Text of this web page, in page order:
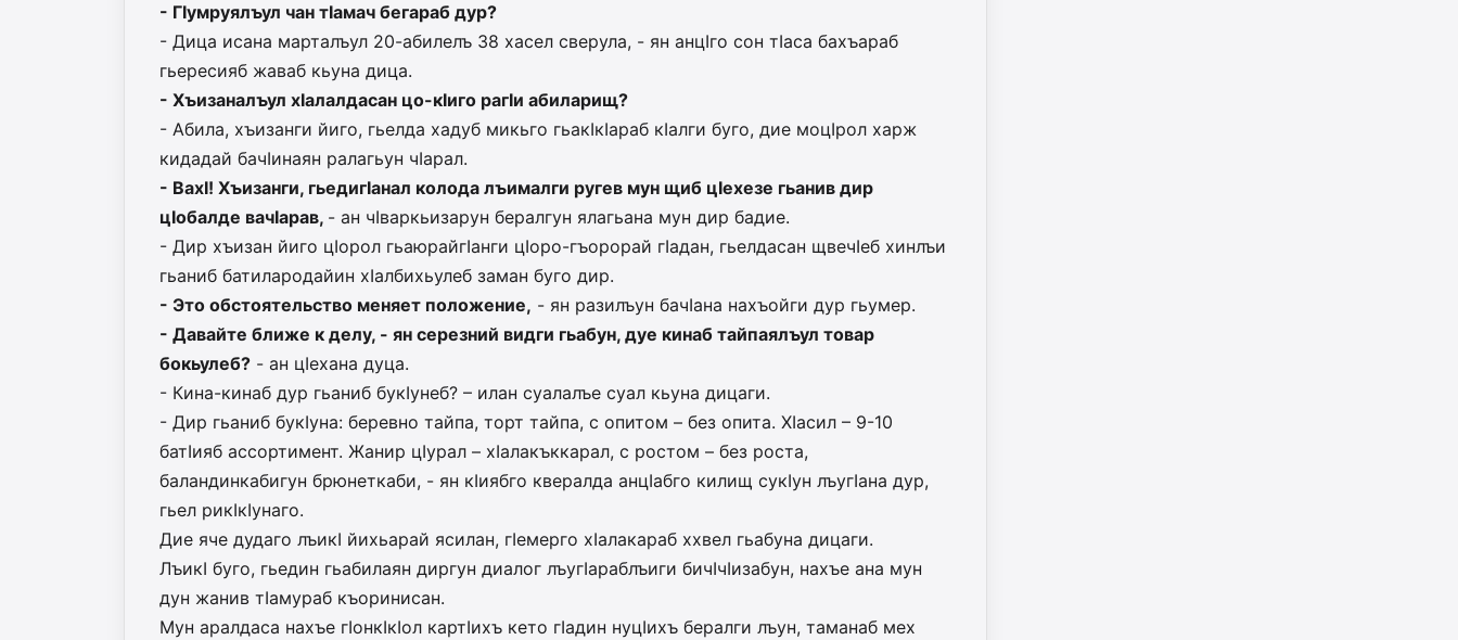
- ГIумруялъул чан тIамач бегараб дур?
- Дица исана марталъул 20-абилелъ 38 хасел сверула, - ян анцIго сон тIаса бахъараб
гьересияб жаваб кьуна дица.
- Хъизаналъул хIалалдасан цо-кIиго рагIи абиларищ?
- Абила, хъизанги йиго, гьелда хадуб микьго гьакIкIараб кIалги буго, дие моцIрол харж
кидадай бачIинаян ралагьун чIарал.
- ВахI! Хъизанги, гьедигIанал колода лъималги ругев мун щиб цIехезе гьанив дир
цIобалде вачIарав, - ан чIваркьизарун бералгун ялагьана мун дир бадие.
- Дир хъизан йиго цIорол гьаюрайгIанги цIоро-гъорорай гIадан, гьелдасан щвечIеб хинлъи
гьаниб батилародайин хIалбихьулеб заман буго дир.
- Это обстоятельство меняет положение, - ян разилъун бачIана нахъойги дур гьумер.
- Давайте ближе к делу, - ян серезний видги гьабун, дуе кинаб тайпаялъул товар
бокьулеб? - ан цIехана дуца.
- Кина-кинаб дур гьаниб букIунеб? – илан суалалъе суал кьуна дицаги.
- Дир гьаниб букIуна: беревно тайпа, торт тайпа, с опитом – без опита. ХIасил – 9-10
батIияб ассортимент. Жанир цIурал – хIалакъккарал, с ростом – без роста,
баландинкабигун брюнеткаби, - ян кIиябго квералда анцIабго килищ сукIун лъугIана дур,
гьел рикIкIунаго.
Дие яче дудаго лъикI йихьарай ясилан, гIемерго хIалакараб ххвел гьабуна дицаги.
ЛъикI буго, гьедин гьабилаян диргун диалог лъугIараблъиги бичIчIизабун, нахъе ана мун
дун жанив тIамураб къоринисан.
Мун аралдаса нахъе гIонкIкIол картIихъ кето гIадин нуцIихъ бералги лъун, таманаб мех